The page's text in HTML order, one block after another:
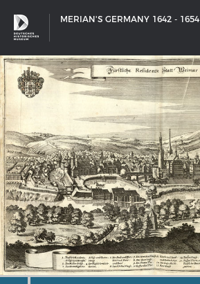
MERIAN'S GERMANY 1642 - 1654
SHIP TYPES